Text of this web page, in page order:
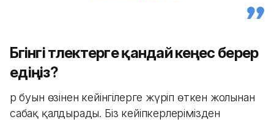
Бүгінгі түлектерге қандай кеңес берер
едіңіз?
Әр буын өзінен кейінгілерге жүріп өткен жолынан
сабақ қалдырады. Біз кейіпкерлерімізден